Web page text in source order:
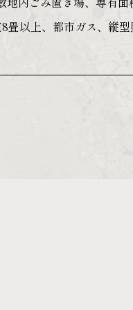
畳以上、都市ガス、縦